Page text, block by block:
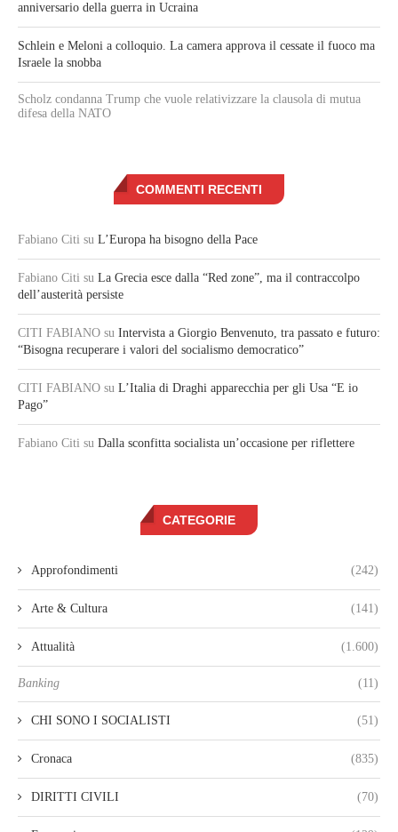
anniversario della guerra in Ucraina
Schlein e Meloni a colloquio. La camera approva il cessate il fuoco ma
Israele la snobba
Scholz condanna Trump che vuole relativizzare la clausola di mutua
difesa della NATO
COMMENTI RECENTI
Fabiano Citi su L’Europa ha bisogno della Pace
Fabiano Citi su La Grecia esce dalla “Red zone”, ma il contraccolpo
dell’austerità persiste
CITI FABIANO su Intervista a Giorgio Benvenuto, tra passato e futuro:
“Bisogna recuperare i valori del socialismo democratico”
CITI FABIANO su L’Italia di Draghi apparecchia per gli Usa “E io
Pago”
Fabiano Citi su Dalla sconfitta socialista un’occasione per riflettere
CATEGORIE
Approfondimenti (242)
Arte & Cultura (141)
Attualità (1.600)
Banking (11)
CHI SONO I SOCIALISTI (51)
Cronaca (835)
DIRITTI CIVILI (70)